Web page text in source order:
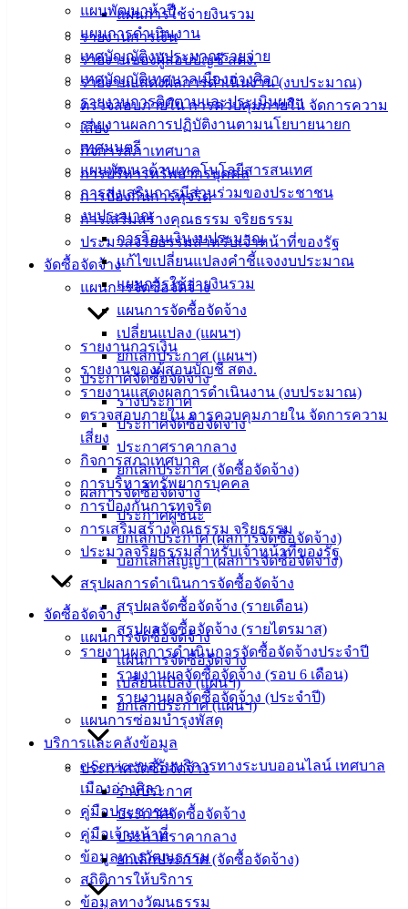
แผนการใช้จ่ายงินรวม
รายงานการเงิน
รายงานของผู้สอบบัญชี สตง.
รายงานแสดงผลการดำเนินงาน (งบประมาณ)
ตรวจสอบภายใน การควบคุมภายใน จัดการความ
เสี่ยง
กิจการสภาเทศบาล
การบริหารทรัพยากรบุคคล
การป้องกันการทุจริต
การเสริมสร้างคุณธรรม จริยธรรม
ประมวลจริยธรรมสำหรับเจ้าหน้าที่ของรัฐ
จัดซื้อจัดจ้าง
แผนการจัดซื้อจัดจ้าง
แผนการจัดซื้อจัดจ้าง
เปลี่ยนแปลง (แผนฯ)
ยกเลิกประกาศ (แผนฯ)
ประกาศจัดซื้อจัดจ้าง
ร่างประกาศ
ประกาศจัดซื้อจัดจ้าง
ประกาศราคากลาง
ยกเลิกประกาศ (จัดซื้อจัดจ้าง)
ผลการจัดซื้อจัดจ้าง
ประกาศผู้ชนะ
ยกเลิกประกาศ (ผลการจัดซื้อจัดจ้าง)
บอกเลิกสัญญา (ผลการจัดซื้อจัดจ้าง)
สรุปผลการดำเนินการจัดซื้อจัดจ้าง
สรุปผลจัดซื้อจัดจ้าง (รายเดือน)
สรุปผลจัดซื้อจัดจ้าง (รายไตรมาส)
รายงานผลการดำเนินการจัดซื้อจัดจ้างประจำปี
รายงานผลจัดซื้อจัดจ้าง (รอบ 6 เดือน)
รายงานผลจัดซื้อจัดจ้าง (ประจำปี)
แผนการซ่อมบำรุงพัสดุ
บริการและคลังข้อมูล
e-Service ขอรับบริการทางระบบออนไลน์ เทศบาล
เมืองอ่างศิลา
คู่มือประชาชน
คู่มือเจ้าหน้าที่
ข้อมูลทางวัฒนธรรม
สถิติการให้บริการ
ข้อมูลทางวัฒนธรรม
แผนพัฒนาห้าปี
แผนการดำเนินงาน
เทศบัญญัติงบประมาณรายจ่าย
เทศบัญญัติเทศบาลเมืองอ่างศิลา
รายงานการติดตามและประเมินผลฯ
รายงานผลการปฏิบัติงานตามนโยบายนายก
เทศมนตรี
แผนพัฒนาด้านเทคโนโลยีสารสนเทศ
การส่งเสริมการมีส่วนร่วมของประชาชน
งบประมาณ
การโอนเงินงบประมาณ
แก้ไขเปลี่ยนแปลงคำชี้แจงงบประมาณ
แผนการใช้จ่ายงินรวม
รายงานการเงิน
รายงานของผู้สอบบัญชี สตง.
รายงานแสดงผลการดำเนินงาน (งบประมาณ)
ตรวจสอบภายใน การควบคุมภายใน จัดการความ
เสี่ยง
กิจการสภาเทศบาล
การบริหารทรัพยากรบุคคล
การป้องกันการทุจริต
การเสริมสร้างคุณธรรม จริยธรรม
ประมวลจริยธรรมสำหรับเจ้าหน้าที่ของรัฐ
จัดซื้อจัดจ้าง
แผนการจัดซื้อจัดจ้าง
แผนการจัดซื้อจัดจ้าง
เปลี่ยนแปลง (แผนฯ)
ยกเลิกประกาศ (แผนฯ)
ประกาศจัดซื้อจัดจ้าง
ร่างประกาศ
ประกาศจัดซื้อจัดจ้าง
ประกาศราคากลาง
ยกเลิกประกาศ (จัดซื้อจัดจ้าง)
(Knowledge
Management)
เทศบาล
สายตรง
เทศบาล
ส่วน
ราชการ
สภา
เทศบาล
สงวนลิขสิทธิ์ © 2563 เทศบาลเมืองอ่างศิลา จังหวัดชลบุรี |
angsilacity.go.th | Powered byBuuscript